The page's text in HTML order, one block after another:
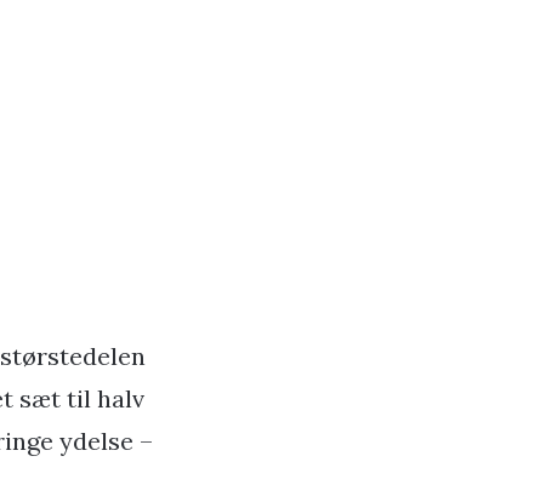
sæt til halv
ydelse –